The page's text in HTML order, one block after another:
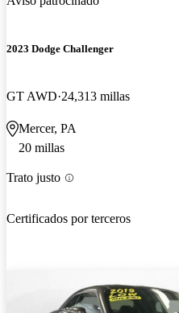
2023 Dodge Challenger
GT AWD 24,313 millas
Mercer, PA
20 millas
Trato justo
Certificados por terceros